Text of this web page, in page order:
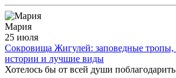
Мария
25 июля
Сокровища Жигулей: заповедные тропы,
истории и лучшие виды
Хотелось бы от всей души